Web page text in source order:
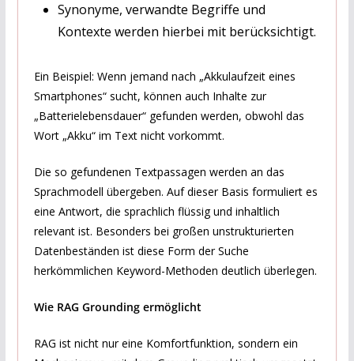
Synonyme, verwandte Begriffe und
Kontexte werden hierbei mit berücksichtigt.
Ein Beispiel: Wenn jemand nach „Akkulaufzeit eines
Smartphones“ sucht, können auch Inhalte zur
„Batterielebensdauer“ gefunden werden, obwohl das
Wort „Akku“ im Text nicht vorkommt.
Die so gefundenen Textpassagen werden an das
Sprachmodell übergeben. Auf dieser Basis formuliert es
eine Antwort, die sprachlich flüssig und inhaltlich
relevant ist. Besonders bei großen unstrukturierten
Datenbeständen ist diese Form der Suche
herkömmlichen Keyword-Methoden deutlich überlegen.
Wie RAG Grounding ermöglicht
RAG ist nicht nur eine Komfortfunktion, sondern ein